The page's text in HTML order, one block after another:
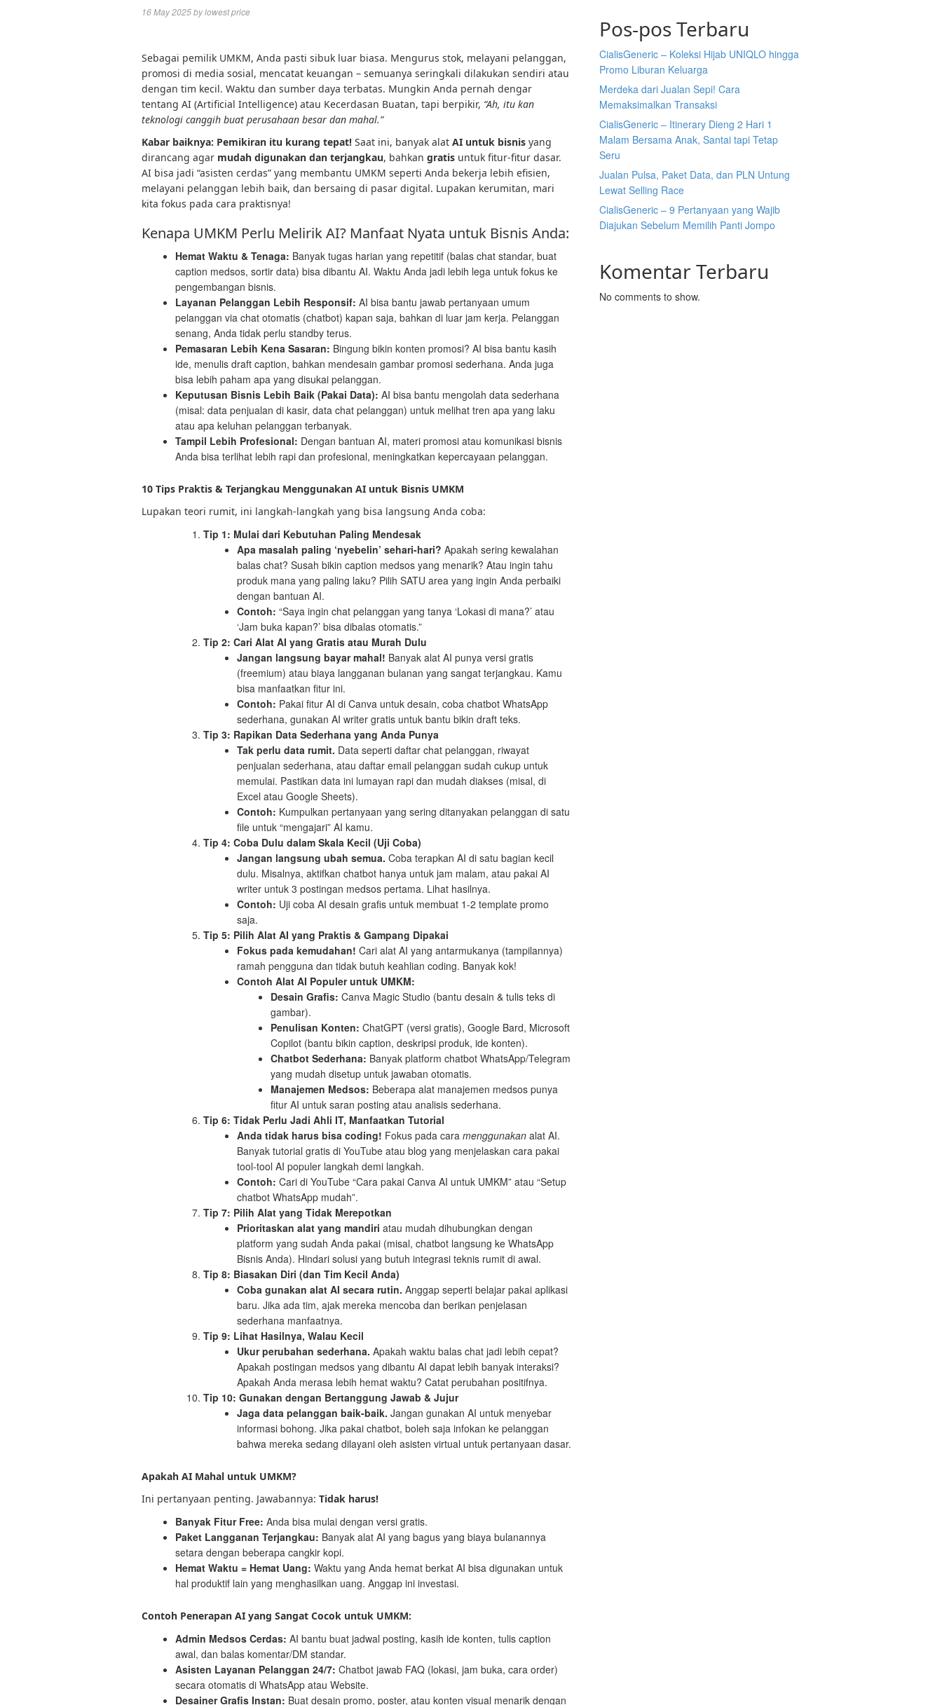
16 May 2025bylowest price
Sebagai pemilik UMKM, Anda pasti sibuk luar biasa. Mengurus stok, melayani pelanggan,
promosi di media sosial, mencatat keuangan – semuanya seringkali dilakukan sendiri atau
dengan tim kecil. Waktu dan sumber daya terbatas. Mungkin Anda pernah dengar
tentang AI (Artificial Intelligence) atau Kecerdasan Buatan, tapi berpikir, “Ah, itu kan
teknologi canggih buat perusahaan besar dan mahal.”
Kabar baiknya: Pemikiran itu kurang tepat! Saat ini, banyak alat AI untuk bisnis yang
dirancang agar mudah digunakan dan terjangkau, bahkan gratis untuk fitur-fitur dasar.
AI bisa jadi “asisten cerdas” yang membantu UMKM seperti Anda bekerja lebih efisien,
melayani pelanggan lebih baik, dan bersaing di pasar digital. Lupakan kerumitan, mari
kita fokus pada cara praktisnya!
Kenapa UMKM Perlu Melirik AI? Manfaat Nyata untuk Bisnis Anda:
Hemat Waktu & Tenaga: Banyak tugas harian yang repetitif (balas chat standar, buat
caption medsos, sortir data) bisa dibantu AI. Waktu Anda jadi lebih lega untuk fokus ke
pengembangan bisnis.
Layanan Pelanggan Lebih Responsif: AI bisa bantu jawab pertanyaan umum
pelanggan via chat otomatis (chatbot) kapan saja, bahkan di luar jam kerja. Pelanggan
senang, Anda tidak perlu standby terus.
Pemasaran Lebih Kena Sasaran: Bingung bikin konten promosi? AI bisa bantu kasih
ide, menulis draft caption, bahkan mendesain gambar promosi sederhana. Anda juga
bisa lebih paham apa yang disukai pelanggan.
Keputusan Bisnis Lebih Baik (Pakai Data): AI bisa bantu mengolah data sederhana
(misal: data penjualan di kasir, data chat pelanggan) untuk melihat tren apa yang laku
atau apa keluhan pelanggan terbanyak.
Tampil Lebih Profesional: Dengan bantuan AI, materi promosi atau komunikasi bisnis
Anda bisa terlihat lebih rapi dan profesional, meningkatkan kepercayaan pelanggan.
10 Tips Praktis & Terjangkau Menggunakan AI untuk Bisnis UMKM
Lupakan teori rumit, ini langkah-langkah yang bisa langsung Anda coba:
Tip 1: Mulai dari Kebutuhan Paling Mendesak
Apa masalah paling ‘nyebelin’ sehari-hari? Apakah sering kewalahan
balas chat? Susah bikin caption medsos yang menarik? Atau ingin tahu
produk mana yang paling laku? Pilih SATU area yang ingin Anda perbaiki
dengan bantuan AI.
Contoh: “Saya ingin chat pelanggan yang tanya ‘Lokasi di mana?’ atau
‘Jam buka kapan?’ bisa dibalas otomatis.”
Tip 2: Cari Alat AI yang Gratis atau Murah Dulu
Jangan langsung bayar mahal! Banyak alat AI punya versi gratis
(freemium) atau biaya langganan bulanan yang sangat terjangkau. Kamu
bisa manfaatkan fitur ini.
Contoh: Pakai fitur AI di Canva untuk desain, coba chatbot WhatsApp
sederhana, gunakan AI writer gratis untuk bantu bikin draft teks.
Tip 3: Rapikan Data Sederhana yang Anda Punya
Tak perlu data rumit. Data seperti daftar chat pelanggan, riwayat
penjualan sederhana, atau daftar email pelanggan sudah cukup untuk
memulai. Pastikan data ini lumayan rapi dan mudah diakses (misal, di
Excel atau Google Sheets).
Contoh: Kumpulkan pertanyaan yang sering ditanyakan pelanggan di satu
file untuk “mengajari” AI kamu.
Tip 4: Coba Dulu dalam Skala Kecil (Uji Coba)
Jangan langsung ubah semua. Coba terapkan AI di satu bagian kecil
dulu. Misalnya, aktifkan chatbot hanya untuk jam malam, atau pakai AI
writer untuk 3 postingan medsos pertama. Lihat hasilnya.
Contoh: Uji coba AI desain grafis untuk membuat 1-2 template promo
saja.
Tip 5: Pilih Alat AI yang Praktis & Gampang Dipakai
Fokus pada kemudahan! Cari alat AI yang antarmukanya (tampilannya)
ramah pengguna dan tidak butuh keahlian coding. Banyak kok!
Contoh Alat AI Populer untuk UMKM:
Desain Grafis: Canva Magic Studio (bantu desain & tulis teks di
gambar).
Penulisan Konten: ChatGPT (versi gratis), Google Bard, Microsoft
Copilot (bantu bikin caption, deskripsi produk, ide konten).
Chatbot Sederhana: Banyak platform chatbot WhatsApp/Telegram
yang mudah disetup untuk jawaban otomatis.
Manajemen Medsos: Beberapa alat manajemen medsos punya
fitur AI untuk saran posting atau analisis sederhana.
Tip 6: Tidak Perlu Jadi Ahli IT, Manfaatkan Tutorial
Anda tidak harus bisa coding! Fokus pada cara menggunakan alat AI.
Banyak tutorial gratis di YouTube atau blog yang menjelaskan cara pakai
tool-tool AI populer langkah demi langkah.
Contoh: Cari di YouTube “Cara pakai Canva AI untuk UMKM” atau “Setup
chatbot WhatsApp mudah”.
Tip 7: Pilih Alat yang Tidak Merepotkan
Prioritaskan alat yang mandiri atau mudah dihubungkan dengan
platform yang sudah Anda pakai (misal, chatbot langsung ke WhatsApp
Bisnis Anda). Hindari solusi yang butuh integrasi teknis rumit di awal.
Tip 8: Biasakan Diri (dan Tim Kecil Anda)
Coba gunakan alat AI secara rutin. Anggap seperti belajar pakai aplikasi
baru. Jika ada tim, ajak mereka mencoba dan berikan penjelasan
sederhana manfaatnya.
Tip 9: Lihat Hasilnya, Walau Kecil
Ukur perubahan sederhana. Apakah waktu balas chat jadi lebih cepat?
Apakah postingan medsos yang dibantu AI dapat lebih banyak interaksi?
Apakah Anda merasa lebih hemat waktu? Catat perubahan positifnya.
Tip 10: Gunakan dengan Bertanggung Jawab & Jujur
Jaga data pelanggan baik-baik. Jangan gunakan AI untuk menyebar
informasi bohong. Jika pakai chatbot, boleh saja infokan ke pelanggan
bahwa mereka sedang dilayani oleh asisten virtual untuk pertanyaan dasar.
Apakah AI Mahal untuk UMKM?
Ini pertanyaan penting. Jawabannya: Tidak harus!
Banyak Fitur Free: Anda bisa mulai dengan versi gratis.
Paket Langganan Terjangkau: Banyak alat AI yang bagus yang biaya bulanannya
setara dengan beberapa cangkir kopi.
Hemat Waktu = Hemat Uang: Waktu yang Anda hemat berkat AI bisa digunakan untuk
hal produktif lain yang menghasilkan uang. Anggap ini investasi.
Contoh Penerapan AI yang Sangat Cocok untuk UMKM:
Admin Medsos Cerdas: AI bantu buat jadwal posting, kasih ide konten, tulis caption
awal, dan balas komentar/DM standar.
Asisten Layanan Pelanggan 24/7: Chatbot jawab FAQ (lokasi, jam buka, cara order)
secara otomatis di WhatsApp atau Website.
Desainer Grafis Instan: Buat desain promo, poster, atau konten visual menarik dengan
Pos-pos Terbaru
CialisGeneric – Koleksi Hijab UNIQLO hingga
Promo Liburan Keluarga
Merdeka dari Jualan Sepi! Cara
Memaksimalkan Transaksi
CialisGeneric – Itinerary Dieng 2 Hari 1
Malam Bersama Anak, Santai tapi Tetap
Seru
Jualan Pulsa, Paket Data, dan PLN Untung
Lewat Selling Race
CialisGeneric – 9 Pertanyaan yang Wajib
Diajukan Sebelum Memilih Panti Jompo
Komentar Terbaru
No comments to show.